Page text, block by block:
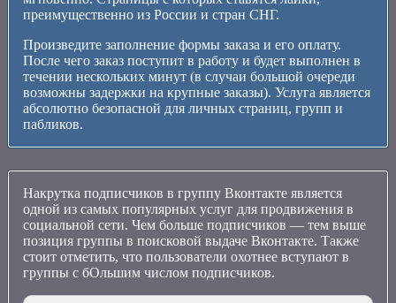
преимущественно из России и стран СНГ.
Произведите заполнение формы заказа и его оплату.
После чего заказ поступит в работу и будет выполнен в
течении нескольких минут (в случаи большой очереди
возможны задержки на крупные заказы). Услуга является
абсолютно безопасной для личных страниц, групп и
пабликов.
Накрутка подписчиков в группу Вконтакте является
одной из самых популярных услуг для продвижения в
социальной сети. Чем больше подписчиков — тем выше
позиция группы в поисковой выдаче Вконтакте. Также
стоит отметить, что пользователи охотнее вступают в
группы с бОльшим числом подписчиков.